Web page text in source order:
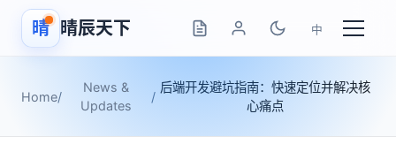
晴 晴辰天下 中
Home/
News &
Updates
/
后端开发避坑指南：快速定位并解决核
心痛点